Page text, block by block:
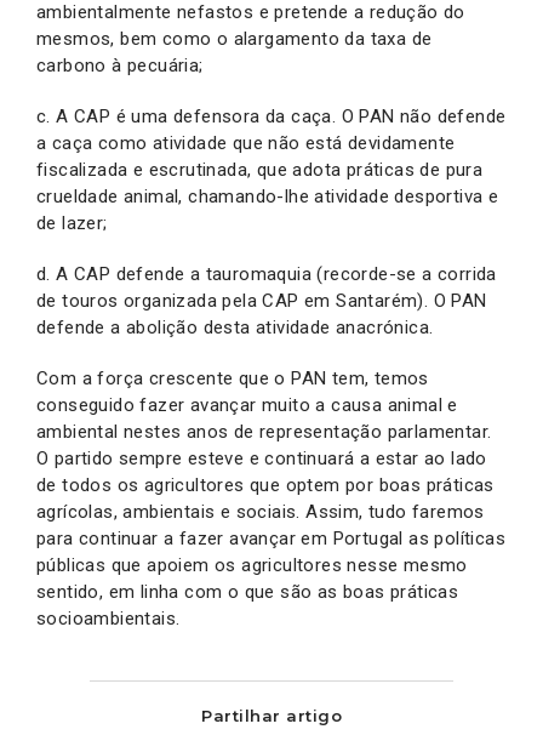
ambientalmente nefastos e pretende a redução do
mesmos, bem como o alargamento da taxa de
carbono à pecuária;
c. A CAP é uma defensora da caça. O PAN não defende
a caça como atividade que não está devidamente
fiscalizada e escrutinada, que adota práticas de pura
crueldade animal, chamando-lhe atividade desportiva e
de lazer;
d. A CAP defende a tauromaquia (recorde-se a corrida
de touros organizada pela CAP em Santarém). O PAN
defende a abolição desta atividade anacrónica.
Com a força crescente que o PAN tem, temos
conseguido fazer avançar muito a causa animal e
ambiental nestes anos de representação parlamentar.
O partido sempre esteve e continuará a estar ao lado
de todos os agricultores que optem por boas práticas
agrícolas, ambientais e sociais. Assim, tudo faremos
para continuar a fazer avançar em Portugal as políticas
públicas que apoiem os agricultores nesse mesmo
sentido, em linha com o que são as boas práticas
socioambientais.
Partilhar artigo